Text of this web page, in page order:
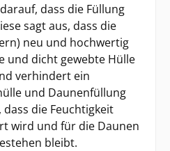
dass die Füllung
sagt aus, dass die
neu und hochwertig
und dicht gewebte Hülle
verhindert ein
und Daunenfüllung
die Feuchtigkeit
wird und für die Daunen
bleibt.